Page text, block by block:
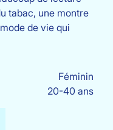
tabac, une montre
de vie qui
Féminin
20-40 ans